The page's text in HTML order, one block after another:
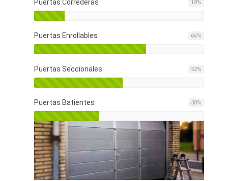
Puertas Correderas 18%
Puertas Enrollables 66%
Puertas Seccionales 52%
Puertas Batientes 38%